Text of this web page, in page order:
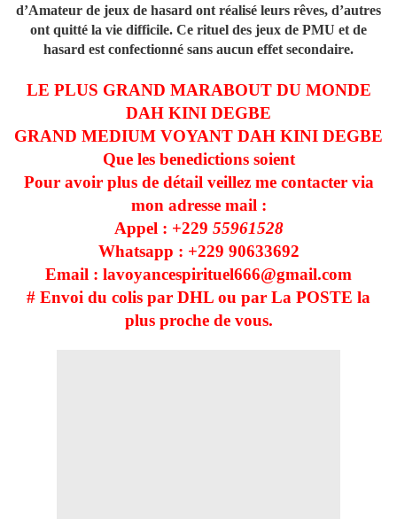
d’Amateur de jeux de hasard ont réalisé leurs rêves, d’autres
ont quitté la vie difficile. Ce rituel des jeux de PMU et de
hasard est confectionné sans aucun effet secondaire.
LE PLUS GRAND MARABOUT DU MONDE
DAH KINI DEGBE
GRAND MEDIUM VOYANT DAH KINI DEGBE
Que les benedictions soient
Pour avoir plus de détail veillez me contacter via
mon adresse mail :
Appel : +229 55961528
Whatsapp : +229 90633692
Email : lavoyancespirituel666@gmail.com
# Envoi du colis par DHL ou par La POSTE la
plus proche de vous.